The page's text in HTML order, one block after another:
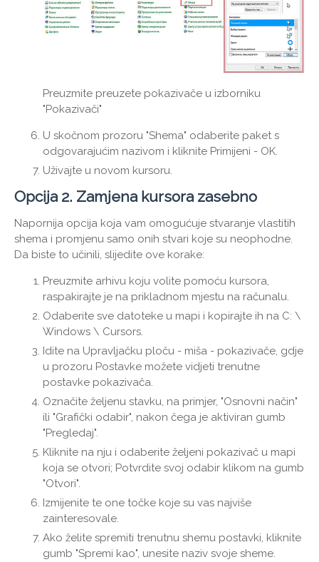
Preuzmite preuzete pokazivače u izborniku
"Pokazivači"
U skočnom prozoru "Shema" odaberite paket s
odgovarajućim nazivom i kliknite Primijeni - OK.
Uživajte u novom kursoru.
Opcija 2. Zamjena kursora zasebno
Napornija opcija koja vam omogućuje stvaranje vlastitih
shema i promjenu samo onih stvari koje su neophodne.
Da biste to učinili, slijedite ove korake:
Preuzmite arhivu koju volite pomoću kursora,
raspakirajte je na prikladnom mjestu na računalu.
Odaberite sve datoteke u mapi i kopirajte ih na C: \
Windows \ Cursors.
Idite na Upravljačku ploču - miša - pokazivače, gdje
u prozoru Postavke možete vidjeti trenutne
postavke pokazivača.
Označite željenu stavku, na primjer, "Osnovni način"
ili "Grafički odabir", nakon čega je aktiviran gumb
"Pregledaj".
Kliknite na nju i odaberite željeni pokazivač u mapi
koja se otvori; Potvrdite svoj odabir klikom na gumb
"Otvori".
Izmijenite te one točke koje su vas najviše
zainteresovale.
Ako želite spremiti trenutnu shemu postavki, kliknite
gumb "Spremi kao", unesite naziv svoje sheme.